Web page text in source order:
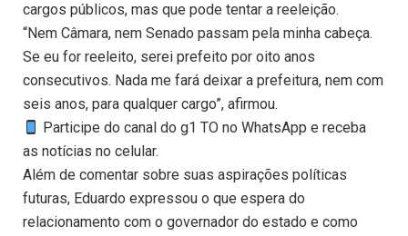
cargos públicos, mas que pode tentar a reeleição.
“Nem Câmara, nem Senado passam pela minha cabeça.
Se eu for reeleito, serei prefeito por oito anos
consecutivos. Nada me fará deixar a prefeitura, nem com
seis anos, para qualquer cargo”, afirmou.
Participe do canal do g1 TO no WhatsApp e receba
as notícias no celular.
Além de comentar sobre suas aspirações políticas
futuras, Eduardo expressou o que espera do
relacionamento com o governador do estado e como